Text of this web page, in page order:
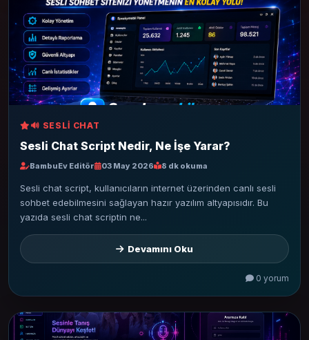
🔊 SESLI CHAT
Sesli Chat Script Nedir, Ne İşe Yarar?
BambuEv Editör 03 May 2026 8 dk okuma
Sesli chat script, kullanıcıların internet üzerinden canlı sesli
sohbet edebilmesini sağlayan hazır yazılım altyapısıdır. Bu
yazıda sesli chat scriptin ne...
Devamını Oku
0 yorum